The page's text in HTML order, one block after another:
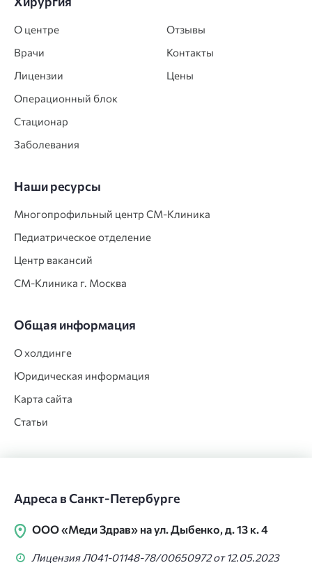
О центре
Врачи
Лицензии
Операционный блок
Стационар
Заболевания
Отзывы
Контакты
Цены
Наши ресурсы
Многопрофильный центр СМ‑Клиника
Педиатрическое отделение
Центр вакансий
СМ‑Клиника г. Москва
Общая информация
О холдинге
Юридическая информация
Карта сайта
Статьи
Адреса в Санкт-Петербурге
ООО «Меди Здрав» на ул. Дыбенко, д. 13 к. 4
Лицензия Л041-01148-78/00650972 от 12.05.2023